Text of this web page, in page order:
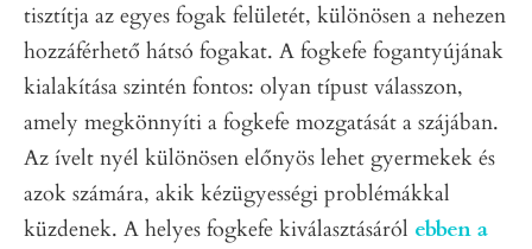
tisztítja az egyes fogak felületét, különösen a nehezen
hozzáférhető hátsó fogakat. A fogkefe fogantyújának
kialakítása szintén fontos: olyan típust válasszon,
amely megkönnyíti a fogkefe mozgatását a szájában.
Az ívelt nyél különösen előnyös lehet gyermekek és
azok számára, akik kézügyességi problémákkal
küzdenek. A helyes fogkefe kiválasztásáról ebben a